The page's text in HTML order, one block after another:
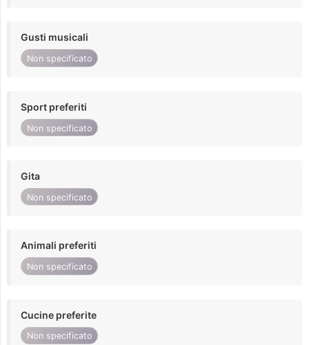
Gusti musicali
Non specificato
Sport preferiti
Non specificato
Gita
Non specificato
Animali preferiti
Non specificato
Cucine preferite
Non specificato